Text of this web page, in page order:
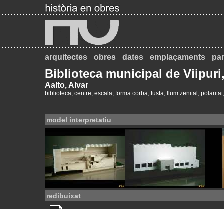
arquitectes obres dates emplaçaments
Biblioteca municipal de
Aalto, Alvar
biblioteca, centre, escala, forma corba, fusta, llum zenital , polaritat,
model interpretatiu
redibuixat